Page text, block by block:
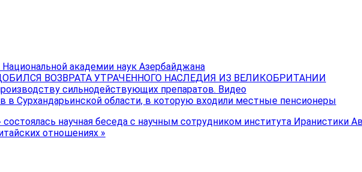
академии наук Азербайджана
ВОЗВРАТА УТРАЧЕННОГО НАСЛЕДИЯ ИЗ ВЕЛИКОБРИТАНИИ
сильнодействующих препаратов. Видео
в Сурхандарьинской области, в которую входили местные пенсионеры
научная беседа с научным сотрудником института Иранистики
отношениях »